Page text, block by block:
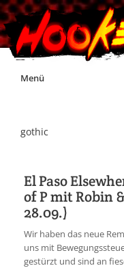
Skip
Menü
Impressum
Jobs
gothic
El Paso
of P mit Robin
28.09.)
Wir haben das neue
uns mit
gestürzt und sind an